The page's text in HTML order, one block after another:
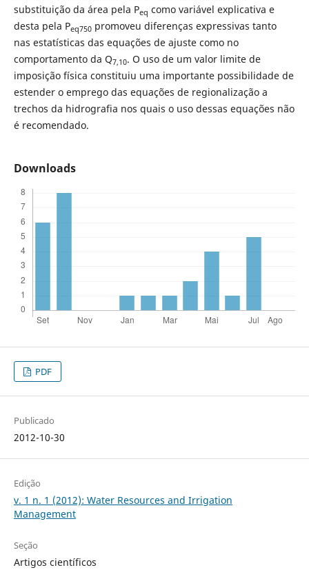
substituição da área pela Peq como variável explicativa e
desta pela Peq750promoveu diferenças expressivas tanto
nas estatísticas das equações de ajuste como no
comportamento da Q7,10. O uso de um valor limite de
imposição física constituiu uma importante possibilidade de
estender o emprego das equações de regionalização a
trechos da hidrografia nos quais o uso dessas equações não
é recomendado.
Downloads
PDF
Publicado
2012-10-30
Edição
v. 1 n. 1 (2012): Water Resources and Irrigation
Management
Seção
Artigos científicos